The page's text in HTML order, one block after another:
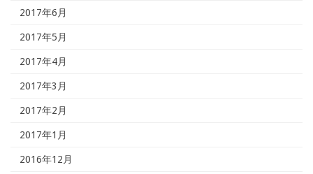
2017年6月
2017年5月
2017年4月
2017年3月
2017年2月
2017年1月
2016年12月